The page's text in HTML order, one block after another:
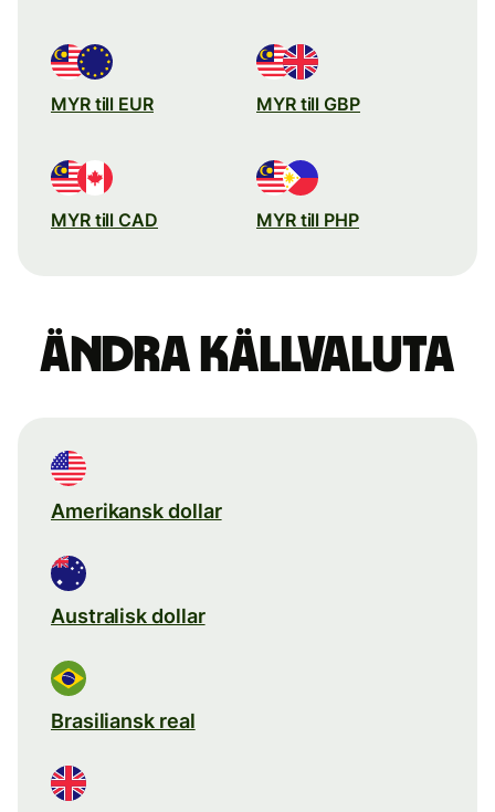
MYR till EUR MYR till GBP
MYR till CAD MYR till PHP
Ändra källvaluta
Amerikansk dollar
Australisk dollar
Brasiliansk real